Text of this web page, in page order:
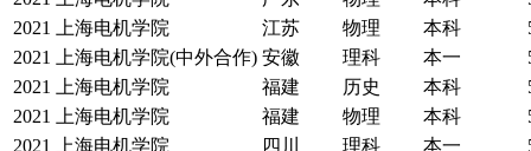
2021
上海电机学院 江苏 物理 本科
2021
上海电机学院(中外合作) 安徽 理科 本一
2021
上海电机学院 福建 历史 本科
2021
上海电机学院 福建 物理 本科
2021
上海电机学院 四川 理科 本一